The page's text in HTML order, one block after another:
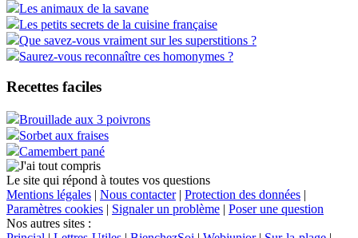
Les animaux de la savane
Les petits secrets de la cuisine française
Que savez-vous vraiment sur les superstitions ?
Saurez-vous reconnaître ces homonymes ?
Recettes faciles
Brouillade aux 3 poivrons
Sorbet aux fraises
Camembert pané
Le site qui répond à toutes vos questions
Mentions légales | Nous contacter| Protection des données |
Paramètres cookies | Signaler un problème | Poser une question
Nos autres sites :